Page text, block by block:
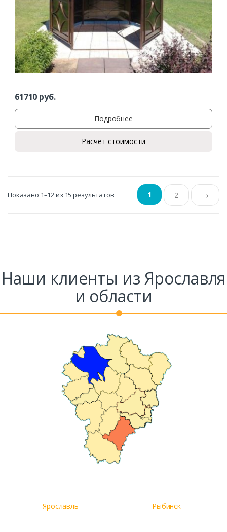
61710 руб.
Подробнее
Расчет стоимости
Показано 1–12 из 15 результатов 1 2 →
Наши клиенты из Ярославля
и области
Ярославль Рыбинск